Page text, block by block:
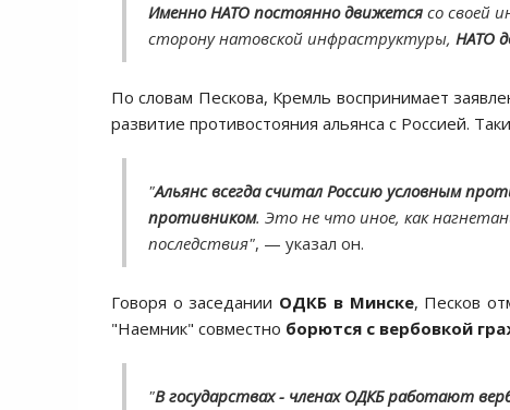
Именно НАТО постоянно движется со своей
сторону натовской инфраструктуры, НАТО
По словам Пескова, Кремль воспринимает
развитие противостояния альянса с Россией.
"Альянс всегда считал Россию условным
противником. Это не что иное, как
последствия", — указал он.
Говоря о заседании ОДКБ в Минске, Песков
"Наемник" совместно борются с вербовкой
"В государствах - членах ОДКБ работают